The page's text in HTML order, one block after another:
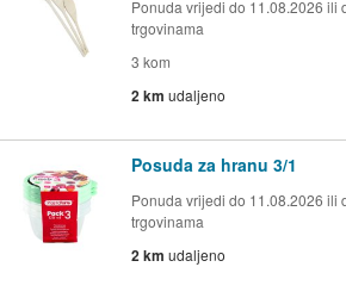
Ponuda vrijedi do 11.08.2026 ili
trgovinama
3 kom
2 km udaljeno
Posuda za hranu 3/1
Ponuda vrijedi do 11.08.2026 ili
trgovinama
2 km udaljeno